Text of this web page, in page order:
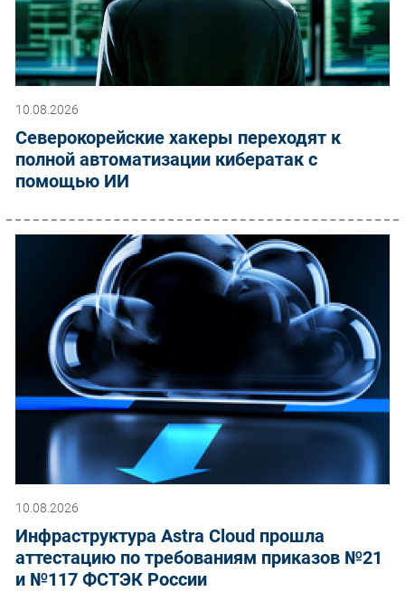
10.08.2026
Северокорейские хакеры переходят к
полной автоматизации кибератак с
помощью ИИ
10.08.2026
Инфраструктура Astra Cloud прошла
аттестацию по требованиям приказов №21
и №117 ФСТЭК России